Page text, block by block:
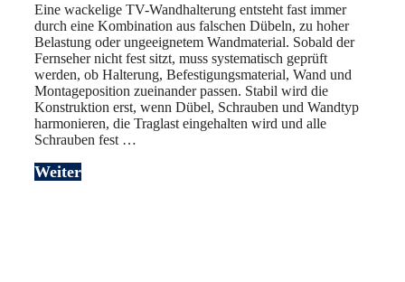
Eine wackelige TV-Wandhalterung entsteht fast immer
durch eine Kombination aus falschen Dübeln, zu hoher
Belastung oder ungeeignetem Wandmaterial. Sobald der
Fernseher nicht fest sitzt, muss systematisch geprüft
werden, ob Halterung, Befestigungsmaterial, Wand und
Montageposition zueinander passen. Stabil wird die
Konstruktion erst, wenn Dübel, Schrauben und Wandtyp
harmonieren, die Traglast eingehalten wird und alle
Schrauben fest …
Weiter